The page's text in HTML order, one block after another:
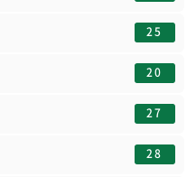
25
20
27
28